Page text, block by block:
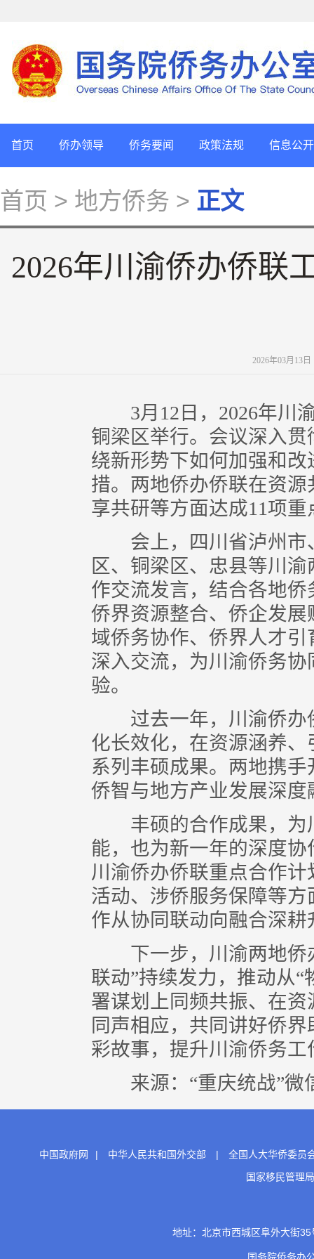
首页 侨办领导 侨务要闻 政策法规 信息公开
首页 > 地方侨务 > 正文
2026年川渝侨办侨联
2026年03月13
3月12日，2026年川渝
铜梁区举行。会议深入
绕新形势下如何加强和
措。两地侨办侨联在资
享共研等方面达成11项
会上，四川省泸州市
区、铜梁区、忠县等川
作交流发言，结合各地
侨界资源整合、侨企发
域侨务协作、侨界人才
深入交流，为川渝侨务
验。
过去一年，川渝侨办
化长效化，在资源涵养
系列丰硕成果。两地携
侨智与地方产业发展深
丰硕的合作成果，为
能，也为新一年的深度
川渝侨办侨联重点合作
活动、涉侨服务保障等
作从协同联动向融合深耕
下一步，川渝两地侨
联动”持续发力，推动从“
署谋划上同频共振、在
同声相应，共同讲好侨
彩故事，提升川渝侨务
来源：“重庆统战”微
中国政府网 | 中华人民共和国外交部 |
全国人大华侨委员
国家移民管理局
地址：北京市西城区阜外大街